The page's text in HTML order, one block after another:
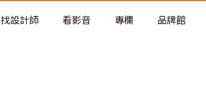
老屋預算分配與高 CP 值煥新術
找設計師 看影音 專欄 品牌館